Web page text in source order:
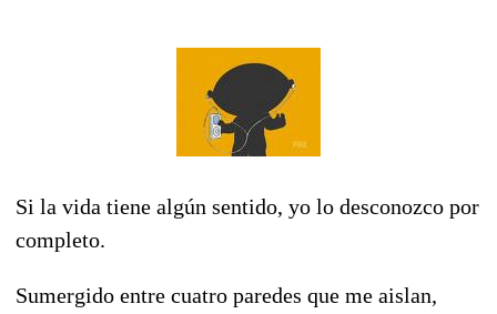
Si la vida tiene algún sentido, yo lo desconozco por
completo.
Sumergido entre cuatro paredes que me aislan,